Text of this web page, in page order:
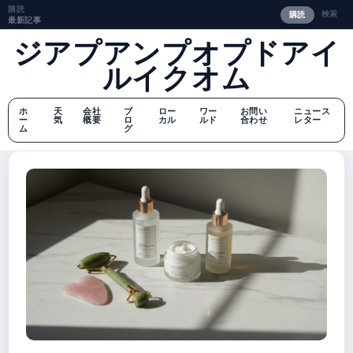
購読
最新記事
購読 検索
ジアプアンプオプドアイ
ルイクオム
ホ
ー
ム
天
気
会社
概要
ブ
ロ
グ
ロー
カル
ワー
ルド
お問い
合わせ
ニュース
レター